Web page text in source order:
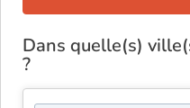
Dans quelle(s)
?